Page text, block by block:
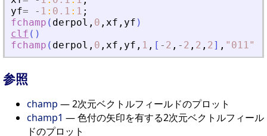
yf= - 1 : 0.1 : 1 ;
fchamp ( derpol , 0 , xf , yf )
clf ( )
fchamp ( derpol , 0 , xf , yf , 1 , [ - 2 , - 2 , 2 , 2] , " 011"
参照
champ — 2次元ベクトルフィールドのプロット
champ1 — 色付の矢印を有する2次元ベクトルフィール
ドのプロット